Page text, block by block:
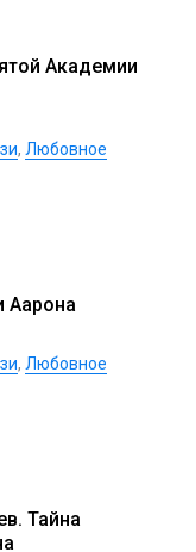
Академии
, Любовное
Аарона
, Любовное
Тайна